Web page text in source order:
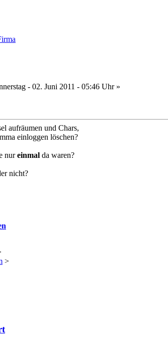
- 02. Juni 2011 - 05:46 Uhr »
aufräumen und Chars,
einloggen löschen?
nureinmal da waren?
nicht?
>